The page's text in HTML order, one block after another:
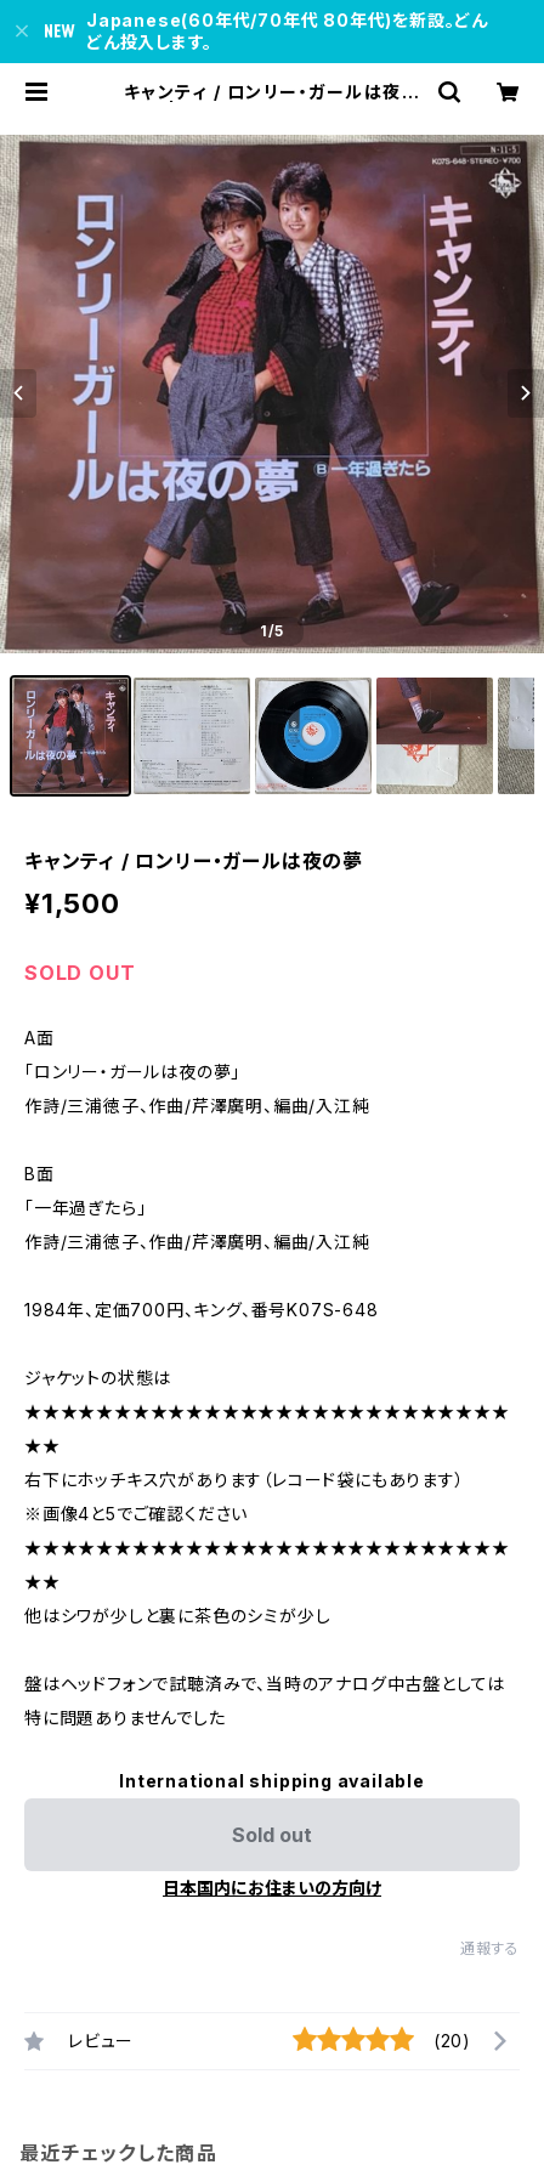
Japanese(60年代/70年代 80年代)を新設。どん
どん投入します。
キャンティ / ロンリー・ガールは夜の
1/5
キャンティ / ロンリー・ガールは夜の夢
¥1,500
SOLD OUT
A面
「ロンリー・ガールは夜の夢」
作詩/三浦徳子、作曲/芹澤廣明、編曲/入江純
B面
「一年過ぎたら」
作詩/三浦徳子、作曲/芹澤廣明、編曲/入江純
1984年、定価700円、キング、番号K07S-648
ジャケットの状態は
★★★★★★★★★★★★★★★★★★★★★★★★★★★
★★
右下にホッチキス穴があります（レコード袋にもあります）
※画像4と5でご確認ください
★★★★★★★★★★★★★★★★★★★★★★★★★★★
★★
他はシワが少しと裏に茶色のシミが少し
盤はヘッドフォンで試聴済みで、当時のアナログ中古盤としては
特に問題ありませんでした
International shipping available
Sold out
日本国内にお住まいの方向け
通報する
レビュー (20)
最近チェックした商品